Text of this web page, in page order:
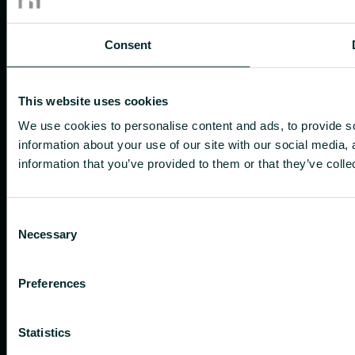
Consent
This website uses cookies
We use cookies to personalise content and ads, to provide
information about your use of our site with our social
information that you’ve provided to them or that they’ve
Selection
Necessary
Preferences
Statistics